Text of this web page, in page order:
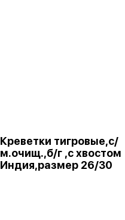
Креветки тигровые,с/
м.очищ.,б/г ,с хвостом
Индия,размер 26/30